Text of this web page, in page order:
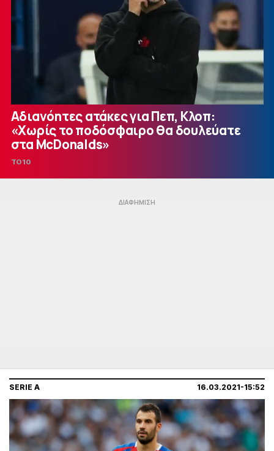
Αδιανόητες ατάκες για Πεπ, Κλοπ:
«Χωρίς το ποδόσφαιρο θα δουλεύατε
στα McDonalds»
TO10
SERIE A 16.03.2021-15:52